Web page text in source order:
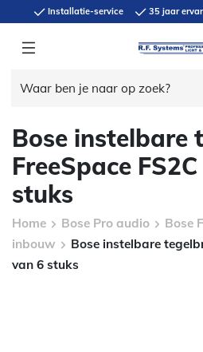
Installatie-service 35 jaar
Bose instelbare
FreeSpace
stuks
Home Bose Pro audio
Bose
inbouw
Bose instelbare
van 6 stuks